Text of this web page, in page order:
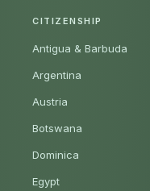
CITIZENSHIP
Antigua & Barbuda
Argentina
Austria
Botswana
Dominica
Egypt